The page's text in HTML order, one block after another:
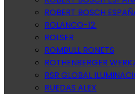
ROBERT BOSCH
ROLANCO-12.
ROLSER
ROMBULL RONETS
ROTHENBERGER
RSR GLOBAL
RUEDAS ALEX